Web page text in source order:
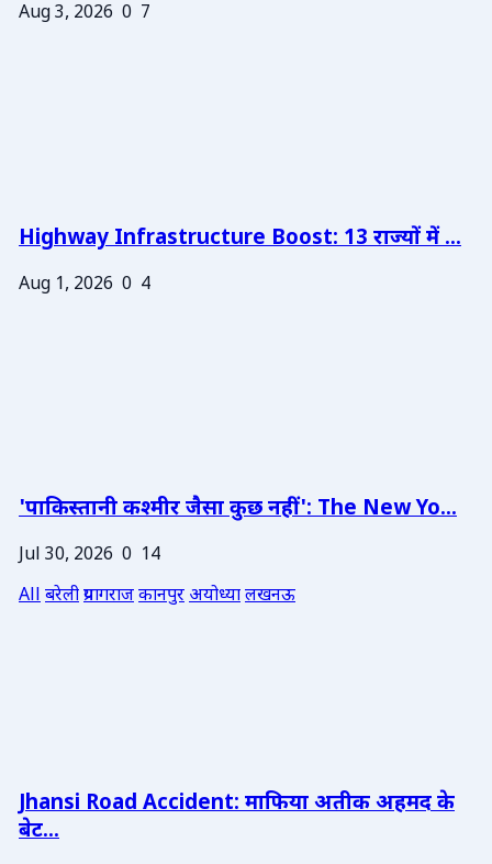
Aug 3, 2026 0 7
Highway Infrastructure Boost: 13 राज्यों में ...
Aug 1, 2026 0 4
'पाकिस्तानी कश्मीर जैसा कुछ नहीं': The New Yo...
Jul 30, 2026 0 14
Allबरेलीप्रयागराजकानपुरअयोध्यालखनऊ
Jhansi Road Accident: माफिया अतीक अहमद के
बेट...